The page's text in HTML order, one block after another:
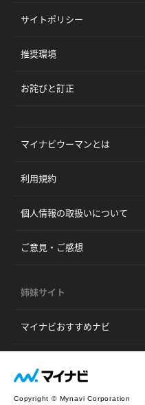
サイトポリシー
推奨環境
お詫びと訂正
マイナビウーマンとは
利用規約
個人情報の取扱いについて
ご意見・ご感想
姉妹サイト
マイナビおすすめナビ
Copyright © Mynavi Corporation